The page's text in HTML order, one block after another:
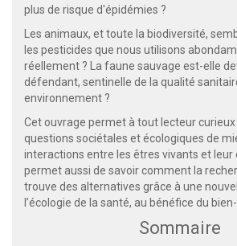
plus de risque d'épidémies ?
Les animaux, et toute la biodiversité,
les pesticides que nous utilisons
réellement ? La faune sauvage est-elle
défendant, sentinelle de la qualité
environnement ?
Cet ouvrage permet à tout lecteur
questions sociétales et écologiques de
interactions entre les êtres vivants et leur
permet aussi de savoir comment la
trouve des alternatives grâce à une
l’écologie de la santé, au bénéfice du
Sommaire